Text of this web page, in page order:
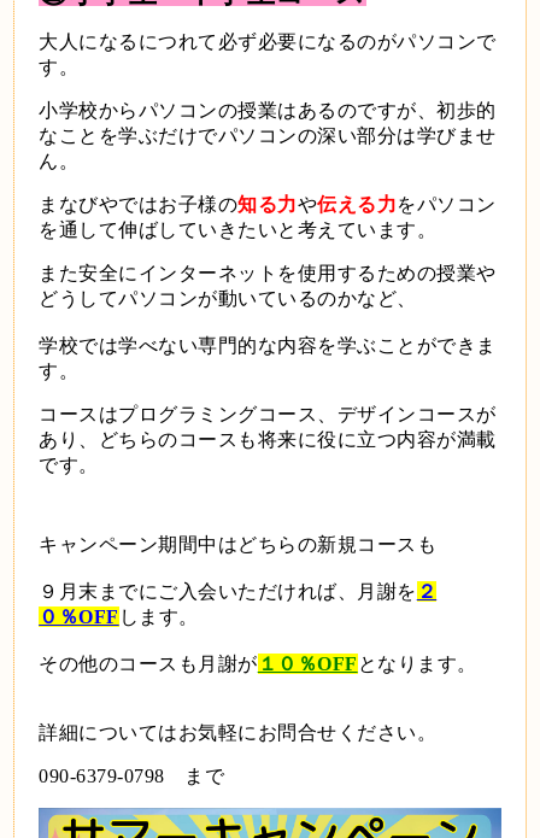
大人になるにつれて必ず必要になるのがパソコンで
す。
小学校からパソコンの授業はあるのですが、初歩的
なことを学ぶだけでパソコンの深い部分は学びませ
ん。
まなびやではお子様の知る力や伝える力をパソコン
を通して伸ばしていきたいと考えています。
また安全にインターネットを使用するための授業や
どうしてパソコンが動いているのかなど、
学校では学べない専門的な内容を学ぶことができま
す。
コースはプログラミングコース、デザインコースが
あり、どちらのコースも将来に役に立つ内容が満載
です。
キャンペーン期間中はどちらの新規コースも
９月末までにご入会いただければ、月謝を ２
０％OFF します。
その他のコースも月謝が １０％OFF となります。
詳細についてはお気軽にお問合せください。
090-6379-0798 まで